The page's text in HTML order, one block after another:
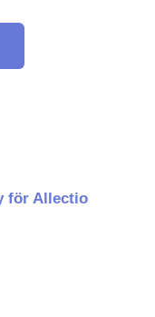
för Allectio